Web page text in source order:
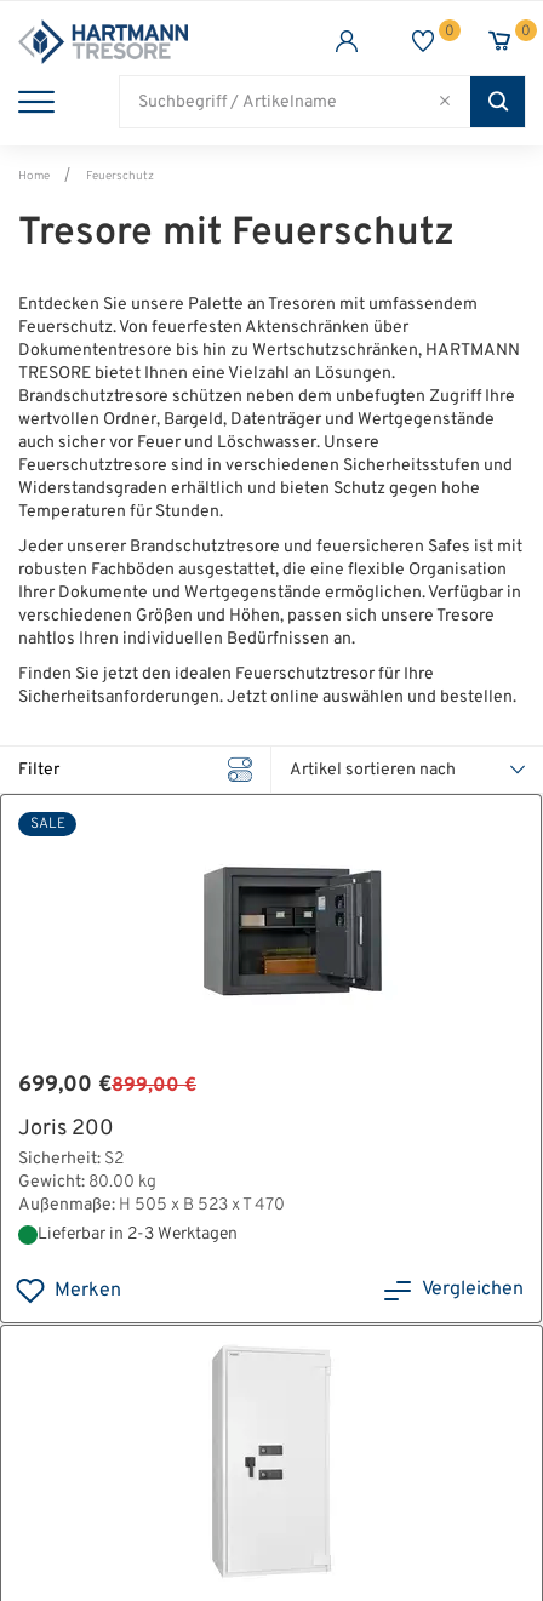
TRESORE
WAFFENSCHRANK
FEUERSCHUTZ
BRANCHEN
ÜBER UNS
Über uns
Filialen
Presse
Qualitätspolitik
0 0
Home Feuerschutz
Tresore mit Feuerschutz
Entdecken Sie unsere Palette an Tresoren mit umfassendem
Feuerschutz. Von feuerfesten Aktenschränken über
Dokumententresore bis hin zu Wertschutzschränken, HARTMANN
TRESORE bietet Ihnen eine Vielzahl an Lösungen.
Brandschutztresore schützen neben dem unbefugten Zugriff Ihre
wertvollen Ordner, Bargeld, Datenträger und Wertgegenstände
auch sicher vor Feuer und Löschwasser. Unsere
Feuerschutztresore sind in verschiedenen Sicherheitsstufen und
Widerstandsgraden erhältlich und bieten Schutz gegen hohe
Temperaturen für Stunden.
Jeder unserer Brandschutztresore und feuersicheren Safes ist mit
robusten Fachböden ausgestattet, die eine flexible Organisation
Ihrer Dokumente und Wertgegenstände ermöglichen. Verfügbar in
verschiedenen Größen und Höhen, passen sich unsere Tresore
nahtlos Ihren individuellen Bedürfnissen an.
Finden Sie jetzt den idealen Feuerschutztresor für Ihre
Sicherheitsanforderungen. Jetzt online auswählen und bestellen.
Filter
SALE
699,00 €899,00 €
Joris 200
Sicherheit: S2
Gewicht: 80.00 kg
Außenmaße: H 505 x B 523 x T 470
Lieferbar in 2-3 Werktagen
Merken Vergleichen